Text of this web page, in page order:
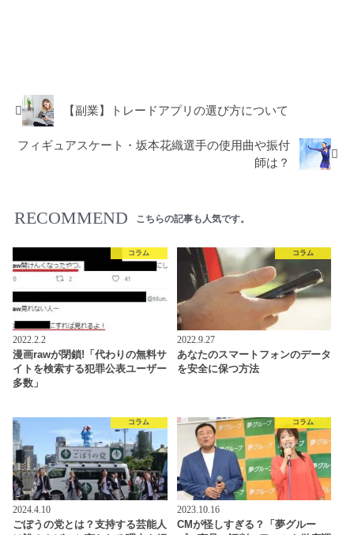
【副業】トレードアプリの選び方について
フィギュアスケート・坂本花織選手の使用曲や振付
師は？
RECOMMEND こちらの記事も人気です。
コラム
2022.2.2
漫画rawが閉鎖!「代わりの無料サ
イトを検索する犯罪公表ユーザー
多数」
コラム
2022.9.27
あなたのスマートフォンのデータ
を安全に保つ方法
コラム
2024.4.10
ごぼうの党とは？支持する芸能人
コラム
2023.10.16
CMが怪しすぎる？「夢グルー